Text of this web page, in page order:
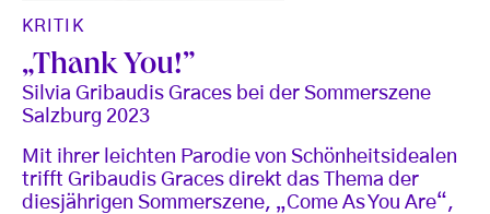
KRITIK
„Thank You!”
Silvia Gribaudis Graces bei der Sommerszene
Salzburg 2023
Mit ihrer leichten Parodie von Schönheitsidealen
trifft Gribaudis Graces direkt das Thema der
diesjährigen Sommerszene, „Come As You Are“,